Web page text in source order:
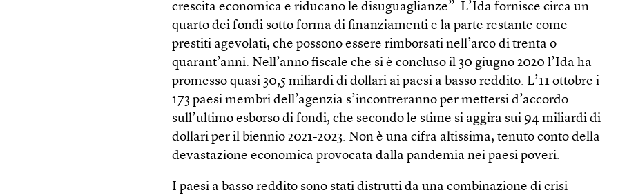
crescita economica e riducano le disuguaglianze”. L’Ida fornisce circa un
quarto dei fondi sotto forma di finanziamenti e la parte restante come
prestiti agevolati, che possono essere rimborsati nell’arco di trenta o
quarant’anni. Nell’anno fiscale che si è concluso il 30 giugno 2020 l’Ida ha
promesso quasi 30,5 miliardi di dollari ai paesi a basso reddito. L’11 ottobre i
173 paesi membri dell’agenzia s’incontreranno per mettersi d’accordo
sull’ultimo esborso di fondi, che secondo le stime si aggira sui 94 miliardi di
dollari per il biennio 2021-2023. Non è una cifra altissima, tenuto conto della
devastazione economica provocata dalla pandemia nei paesi poveri.
I paesi a basso reddito sono stati distrutti da una combinazione di crisi